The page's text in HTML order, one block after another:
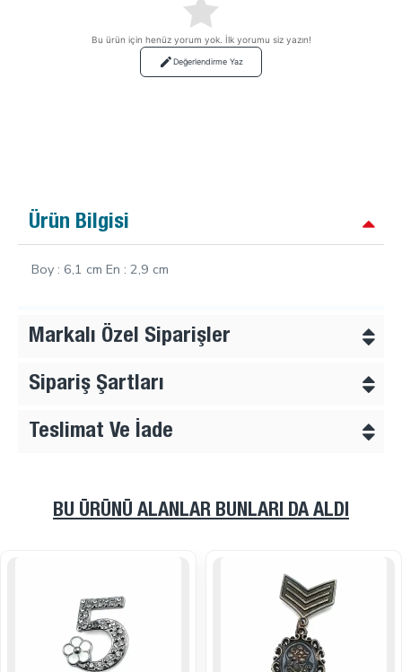
Bu ürün için henüz yorum yok. İlk yorumu siz yazın!
Değerlendirme Yaz
Ürün Bilgisi
Boy : 6,1 cm En : 2,9 cm
Markalı Özel Siparişler
Sipariş Şartları
Teslimat Ve İade
BU ÜRÜNÜ ALANLAR BUNLARI DA ALDI